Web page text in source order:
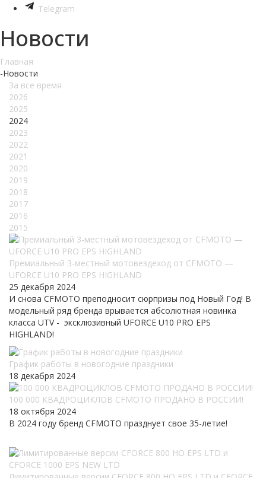
Telegram
Новости
Главная
-Новости
За все время
2026
2025
2024
2023
2022
2021
2020
2019
2018
2017
2016
2015
Премиальный 3-местный мотовездеход от CFMOTO —
UFORCE U10 PRO EPS HIGHLAND
25 декабря 2024
И снова CFMOTO преподносит сюрпризы под Новый Год! В
модельный ряд бренда врывается абсолютная новинка
класса UTV - эксклюзивный UFORCE U10 PRO EPS
HIGHLAND!
График работы в новогодние праздники
18 декабря 2024
100 000 КВАДРОЦИКЛОВ CFMOTO ПРОДАНО В РОССИИ!
18 октября 2024
В 2024 году бренд CFMOTO празднует свое 35-летие!